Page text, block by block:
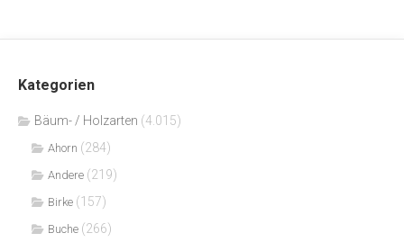
Kategorien
Bäum- / Holzarten (4.015)
Ahorn (284)
Andere (219)
Birke (157)
Buche (266)